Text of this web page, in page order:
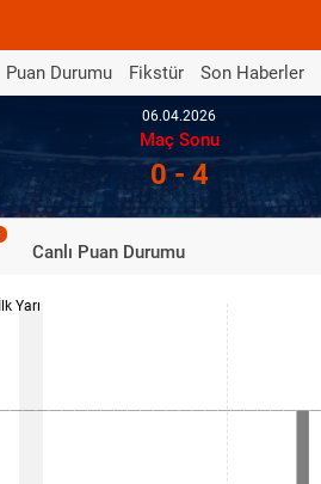
Puan Durumu Fikstür Son Haberler
06.04.2026
Maç Sonu
0 - 4
Canlı Puan Durumu
İlk Yarı